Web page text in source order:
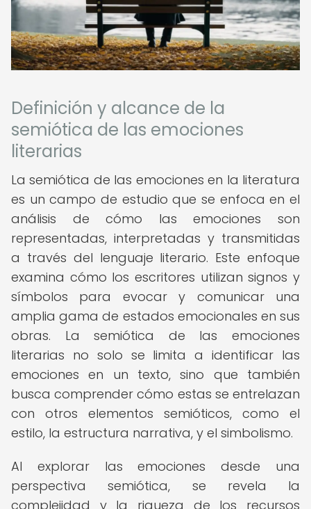
Definición y alcance de la
semiótica de las emociones
literarias
La semiótica de las emociones en la literatura
es un campo de estudio que se enfoca en el
análisis de cómo las emociones son
representadas, interpretadas y transmitidas
a través del lenguaje literario. Este enfoque
examina cómo los escritores utilizan signos y
símbolos para evocar y comunicar una
amplia gama de estados emocionales en sus
obras. La semiótica de las emociones
literarias no solo se limita a identificar las
emociones en un texto, sino que también
busca comprender cómo estas se entrelazan
con otros elementos semióticos, como el
estilo, la estructura narrativa, y el simbolismo.
Al explorar las emociones desde una
perspectiva semiótica, se revela la
complejidad y la riqueza de los recursos